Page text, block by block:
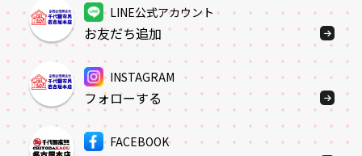
LINE公式アカウント
お友だち追加
INSTAGRAM
フォローする
FACEBOOK